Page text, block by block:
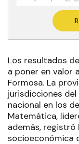
Los resultados
a poner en valor
Formosa. La
jurisdicciones
nacional en los
Matemática,
además, registró
socioeconómica